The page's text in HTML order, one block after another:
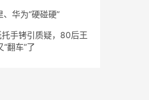
华为“硬碰硬”
托手铐引质疑，80后王
翻车”了